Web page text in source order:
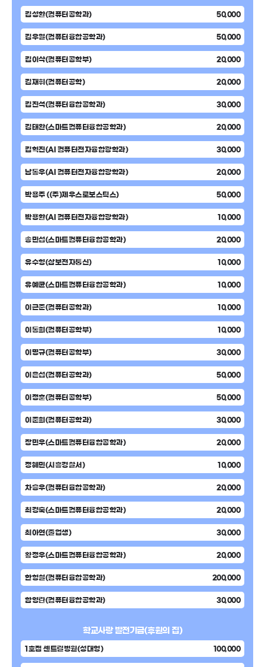
김성환(컴퓨터공학과) 50,000
김우열(컴퓨터융합공학과) 50,000
김이삭(컴퓨터공학부) 20,000
김재휘(컴퓨터공학) 20,000
김진석(컴퓨터융합공학과) 30,000
김태완(스마트컴퓨터융합공학과) 20,000
김혁진(AI 컴퓨터전자융합광학과) 30,000
남동우(AI 컴퓨터전자융합광학과) 20,000
박용주 ((주)제우스로보스틱스) 50,000
박용환(AI 컴퓨터전자융합광학과) 10,000
송민섭(스마트컴퓨터융합공학과) 20,000
유수형(삼보전자통신) 10,000
유예균(스마트컴퓨터융합공학과) 10,000
이근준(컴퓨터공학과) 10,000
이동희(컴퓨터공학부) 10,000
이명규(컴퓨터공학부) 30,000
이은섭(컴퓨터공학과) 50,000
이정훈(컴퓨터공학부) 50,000
이준희(컴퓨터공학과) 30,000
장민우(스마트컴퓨터융합공학과) 20,000
정혜민(시흥경찰서) 10,000
차승우(컴퓨터융합공학과) 20,000
최경숙(스마트컴퓨터융합공학과) 20,000
최아연(졸업생) 30,000
황정우(스마트컴퓨터융합공학과) 20,000
한형철(컴퓨터융합공학과) 200,000
함영란(컴퓨터융합공학과) 30,000
학교사랑 발전기금(후원의 집)
1호점 센트럴병원(성대영) 100,000